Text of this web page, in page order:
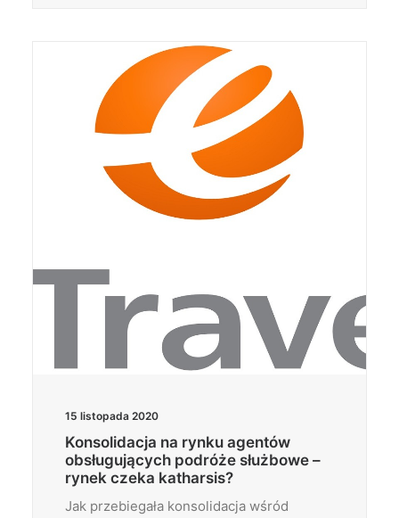
15 listopada 2020
Konsolidacja na rynku agentów
obsługujących podróże służbowe –
rynek czeka katharsis?
Jak przebiegała konsolidacja wśród